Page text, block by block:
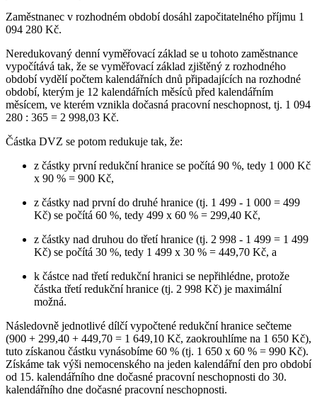
Zaměstnanec v rozhodném období dosáhl započitatelného příjmu 1
094 280 Kč.
Neredukovaný denní vyměřovací základ se u tohoto zaměstnance
vypočítává tak, že se vyměřovací základ zjištěný z rozhodného
období vydělí počtem kalendářních dnů připadajících na rozhodné
období, kterým je 12 kalendářních měsíců před kalendářním
měsícem, ve kterém vznikla dočasná pracovní neschopnost, tj. 1 094
280 : 365 = 2 998,03 Kč.
Částka DVZ se potom redukuje tak, že:
z částky první redukční hranice se počítá 90 %, tedy 1 000 Kč
x 90 % = 900 Kč,
z částky nad první do druhé hranice (tj. 1 499 - 1 000 = 499
Kč) se počítá 60 %, tedy 499 x 60 % = 299,40 Kč,
z částky nad druhou do třetí hranice (tj. 2 998 - 1 499 = 1 499
Kč) se počítá 30 %, tedy 1 499 x 30 % = 449,70 Kč, a
k částce nad třetí redukční hranici se nepřihlédne, protože
částka třetí redukční hranice (tj. 2 998 Kč) je maximální
možná.
Následovně jednotlivé dílčí vypočtené redukční hranice sečteme
(900 + 299,40 + 449,70 = 1 649,10 Kč, zaokrouhlíme na 1 650 Kč),
tuto získanou částku vynásobíme 60 % (tj. 1 650 x 60 % = 990 Kč).
Získáme tak výši nemocenského na jeden kalendářní den pro období
od 15. kalendářního dne dočasné pracovní neschopnosti do 30.
kalendářního dne dočasné pracovní neschopnosti.